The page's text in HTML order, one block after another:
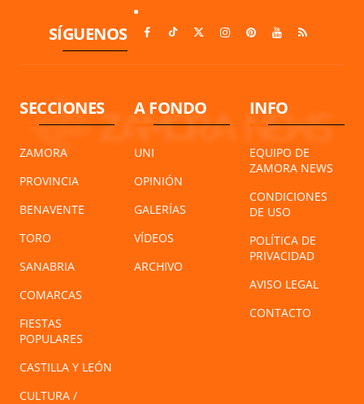
SÍGUENOS
SECCIONES
ZAMORA
PROVINCIA
BENAVENTE
TORO
SANABRIA
COMARCAS
FIESTAS
POPULARES
CASTILLA Y LEÓN
CULTURA /
A FONDO
UNI
OPINIÓN
GALERÍAS
VÍDEOS
ARCHIVO
INFO
EQUIPO DE
ZAMORA NEWS
CONDICIONES
DE USO
POLÍTICA DE
PRIVACIDAD
AVISO LEGAL
CONTACTO